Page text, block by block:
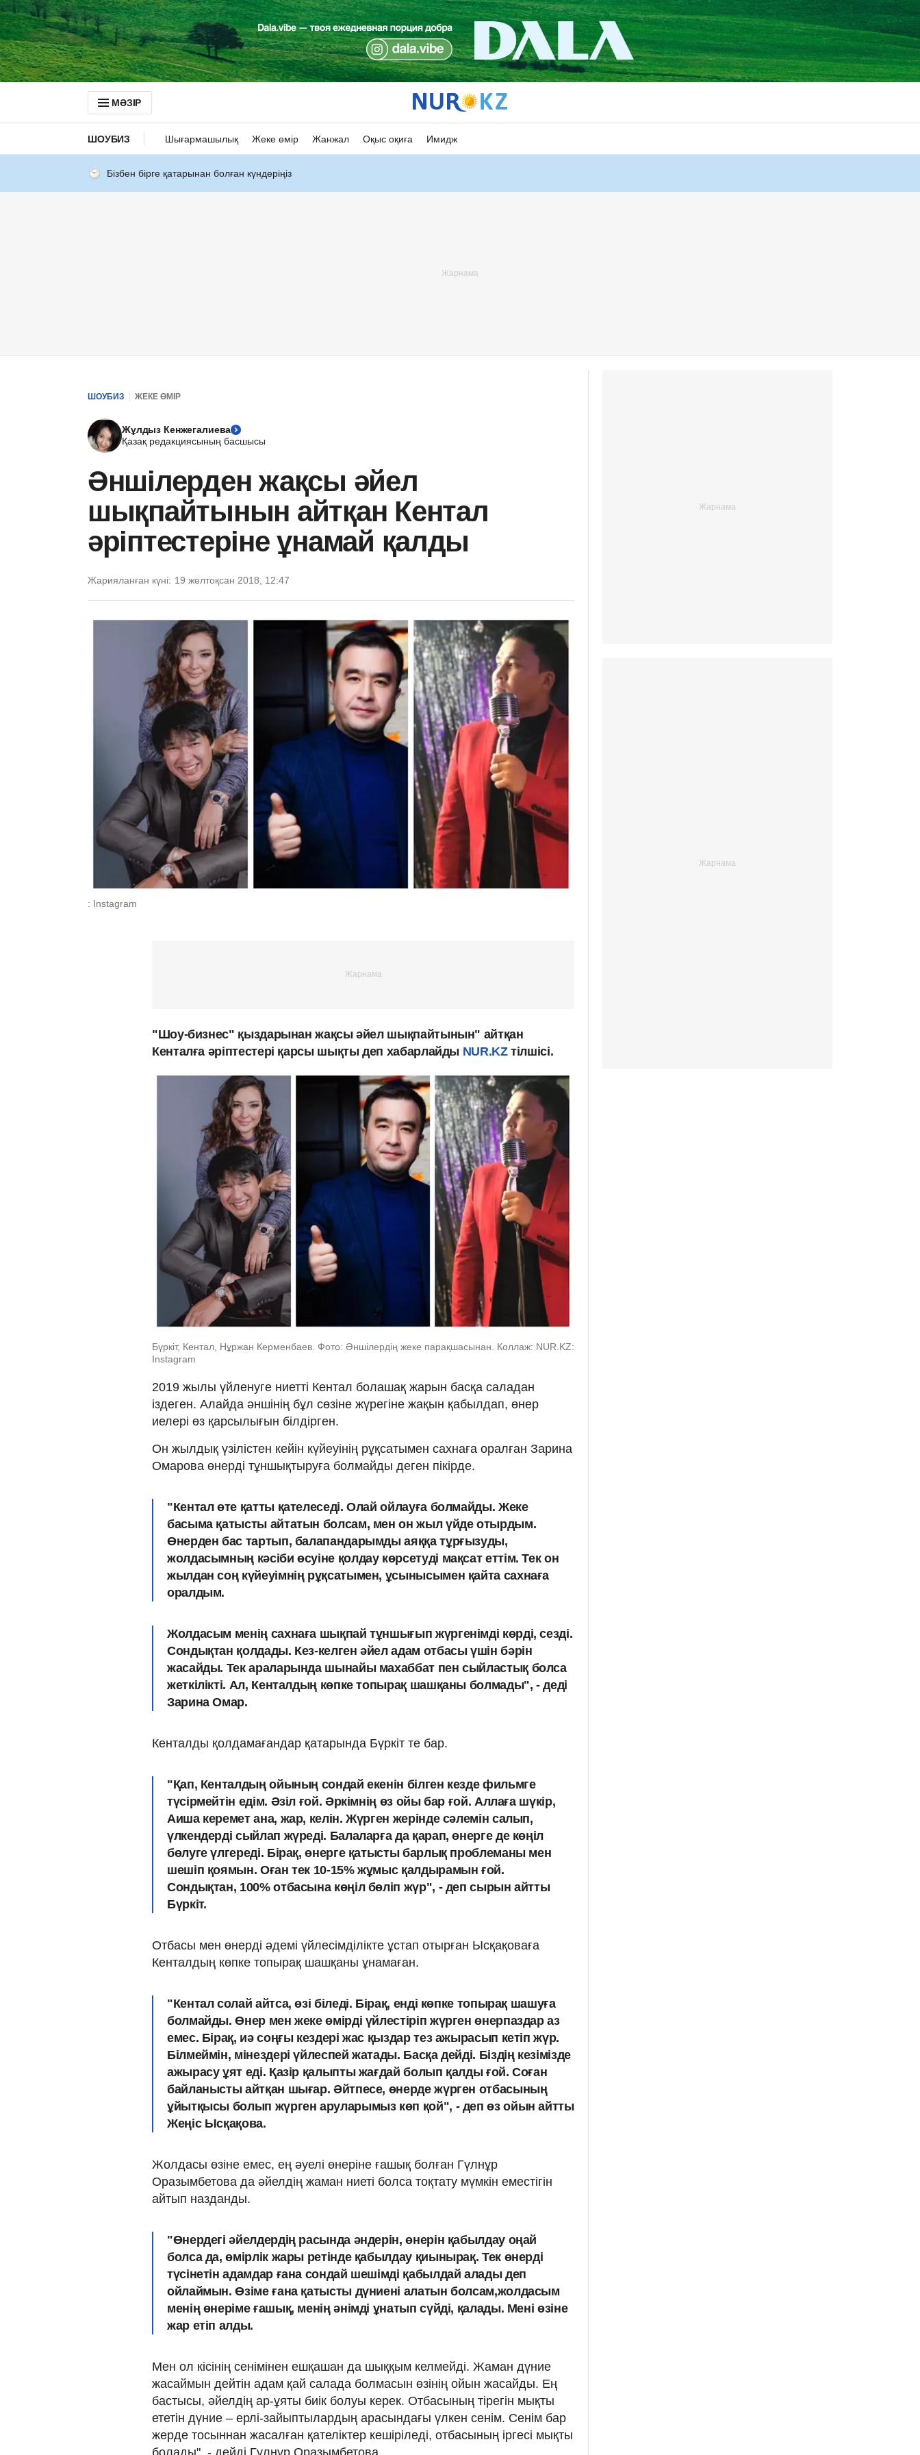
МӘЗІР
ШОУБИЗ Шығармашылық Жеке өмір Жанжал Оқыс оқиға Имидж
Бізбен бірге қатарынан болған күндеріңіз
ШОУБИЗ ЖЕКЕ ӨМІР
Жұлдыз Кенжегалиева
Қазақ редакциясының басшысы
Әншілерден жақсы әйел
шықпайтынын айтқан Кентал
әріптестеріне ұнамай қалды
Жарияланған күні: 19 желтоқсан 2018, 12:47
: Instagram
"Шоу-бизнес" қыздарынан жақсы әйел шықпайтынын" айтқан
Кенталға әріптестері қарсы шықты деп хабарлайды NUR.KZтілшісі.
Бүркіт, Кентал, Нұржан Керменбаев. Фото: Әншілердің жеке парақшасынан. Коллаж: NUR.KZ:
Instagram
2019 жылы үйленуге ниетті Кентал болашақ жарын басқа саладан
іздеген. Алайда әншінің бұл сөзіне жүрегіне жақын қабылдап, өнер
иелері өз қарсылығын білдірген.
Он жылдық үзілістен кейін күйеуінің рұқсатымен сахнаға оралған Зарина
Омарова өнерді тұншықтыруға болмайды деген пікірде.
"Кентал өте қатты қателеседі. Олай ойлауға болмайды. Жеке
басыма қатысты айтатын болсам, мен он жыл үйде отырдым.
Өнерден бас тартып, балапандарымды аяққа тұрғызуды,
жолдасымның кәсіби өсуіне қолдау көрсетуді мақсат еттім. Тек он
жылдан соң күйеуімнің рұқсатымен, ұсынысымен қайта сахнаға
оралдым.
Жолдасым менің сахнаға шықпай тұншығып жүргенімді көрді, сезді.
Сондықтан қолдады. Кез-келген әйел адам отбасы үшін бәрін
жасайды. Тек араларында шынайы махаббат пен сыйластық болса
жеткілікті. Ал, Кенталдың көпке топырақ шашқаны болмады", - деді
Зарина Омар.
Кенталды қолдамағандар қатарында Бүркіт те бар.
"Қап, Кенталдың ойының сондай екенін білген кезде фильмге
түсірмейтін едім. Әзіл ғой. Әркімнің өз ойы бар ғой. Аллаға шүкір,
Аиша керемет ана, жар, келін. Жүрген жерінде сәлемін салып,
үлкендерді сыйлап жүреді. Балаларға да қарап, өнерге де көңіл
бөлуге үлгереді. Бірақ, өнерге қатысты барлық проблеманы мен
шешіп қоямын. Оған тек 10-15% жұмыс қалдырамын ғой.
Сондықтан, 100% отбасына көңіл бөліп жүр", - деп сырын айтты
Бүркіт.
Отбасы мен өнерді әдемі үйлесімділікте ұстап отырған Ысқақоваға
Кенталдың көпке топырақ шашқаны ұнамаған.
"Кентал солай айтса, өзі біледі. Бірақ, енді көпке топырақ шашуға
болмайды. Өнер мен жеке өмірді үйлестіріп жүрген өнерпаздар аз
емес. Бірақ, иә соңғы кездері жас қыздар тез ажырасып кетіп жүр.
Білмеймін, мінездері үйлеспей жатады. Басқа дейді. Біздің кезімізде
ажырасу ұят еді. Қазір қалыпты жағдай болып қалды ғой. Соған
байланысты айтқан шығар. Әйтпесе, өнерде жүрген отбасының
ұйытқысы болып жүрген аруларымыз көп қой", - деп өз ойын айтты
Жеңіс Ысқақова.
Жолдасы өзіне емес, ең әуелі өнеріне ғашық болған Гүлнұр
Оразымбетова да әйелдің жаман ниеті болса тоқтату мүмкін еместігін
айтып назданды.
"Өнердегі әйелдердің расында әндерін, өнерін қабылдау оңай
болса да, өмірлік жары ретінде қабылдау қиынырақ. Тек өнерді
түсінетін адамдар ғана сондай шешімді қабылдай алады деп
ойлаймын. Өзіме ғана қатысты дүниені алатын болсам,жолдасым
менің өнеріме ғашық, менің әнімді ұнатып сүйді, қалады. Мені өзіне
жар етіп алды.
Мен ол кісінің сенімінен ешқашан да шыққым келмейді. Жаман дүние
жасаймын дейтін адам қай салада болмасын өзінің ойын жасайды. Ең
бастысы, әйелдің ар-ұяты биік болуы керек. Отбасының тірегін мықты
ететін дүние – ерлі-зайыптылардың арасындағы үлкен сенім. Сенім бар
жерде тосыннан жасалған қателіктер кешіріледі, отбасының іргесі мықты